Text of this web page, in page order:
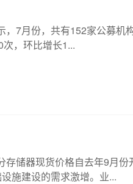
，7月份，共有152家公募机
，环比增长1...
存储器现货价格自去年9月份
施建设的需求激增。业...